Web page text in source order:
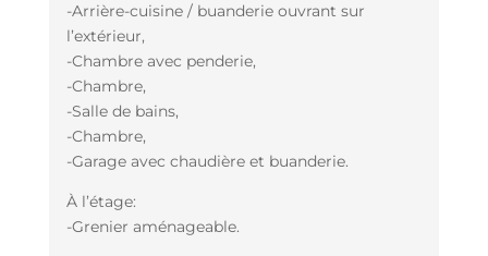
-Arrière-cuisine / buanderie ouvrant sur
l’extérieur,
-Chambre avec penderie,
-Chambre,
-Salle de bains,
-Chambre,
-Garage avec chaudière et buanderie.
À l’étage:
-Grenier aménageable.